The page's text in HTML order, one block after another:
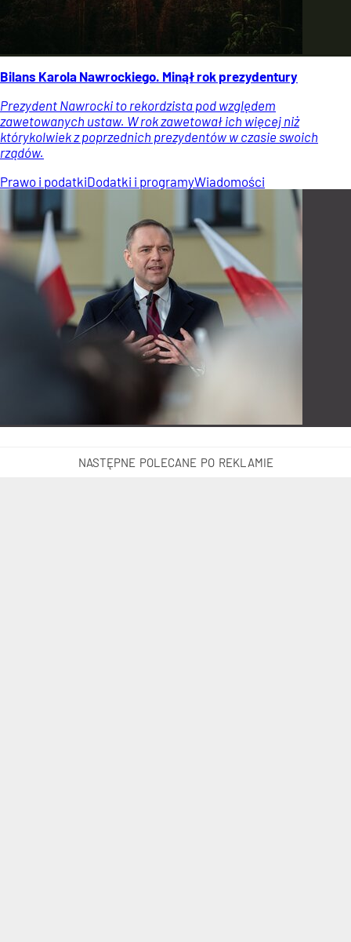
Bilans Karola Nawrockiego. Minął rok prezydentury
Prezydent Nawrocki to rekordzista pod względem
zawetowanych ustaw. W rok zawetował ich więcej niż
którykolwiek z poprzednich prezydentów w czasie swoich
rządów.
Prawo i podatkiDodatki i programyWiadomości